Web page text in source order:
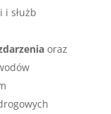
i służb
oraz